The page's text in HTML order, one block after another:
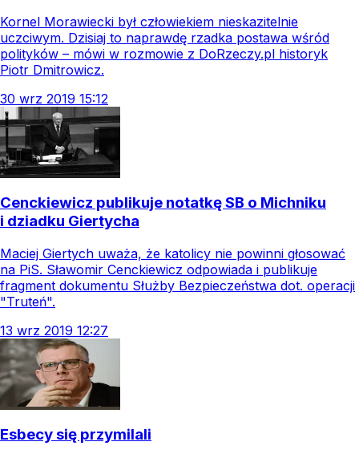
Kornel Morawiecki był człowiekiem nieskazitelnie
uczciwym. Dzisiaj to naprawdę rzadka postawa wśród
polityków – mówi w rozmowie z DoRzeczy.pl historyk
Piotr Dmitrowicz.
30 wrz 2019 15:12
Cenckiewicz publikuje notatkę SB o Michniku
i dziadku Giertycha
Maciej Giertych uważa, że katolicy nie powinni głosować
na PiS. Sławomir Cenckiewicz odpowiada i publikuje
fragment dokumentu Służby Bezpieczeństwa dot. operacji
"Truteń".
13 wrz 2019 12:27
Esbecy się przymilali